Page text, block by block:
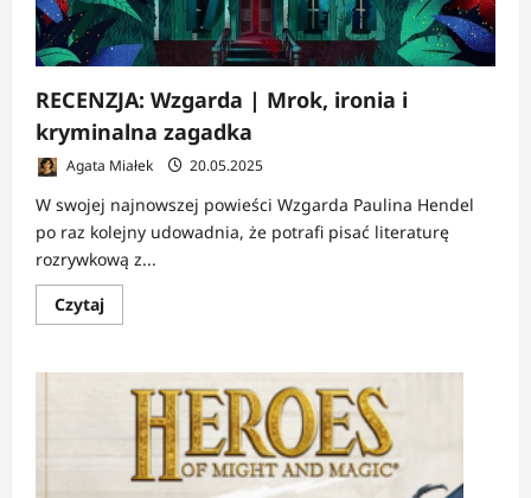
RECENZJA: Wzgarda | Mrok, ironia i
kryminalna zagadka
Agata Miałek 20.05.2025
W swojej najnowszej powieści Wzgarda Paulina Hendel
po raz kolejny udowadnia, że potrafi pisać literaturę
rozrywkową z...
CzytajDowiedz
się
RECENZJA:
Wzgarda
Mrok,
ironia
kryminalna
zagadka